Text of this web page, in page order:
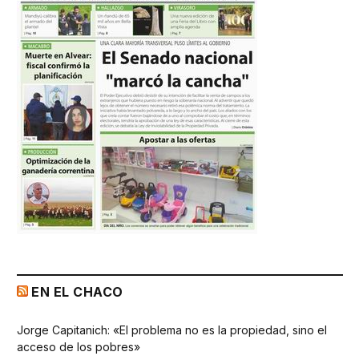
EN EL CHACO
Jorge Capitanich: «El problema no es la propiedad, sino el
acceso de los pobres»